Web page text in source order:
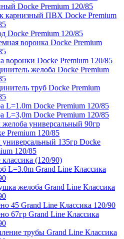
Docke Premium 120/85
карнизный ПВХ Docke Premium
Docke Premium 120/85
воронка Docke Premium
воронки Docke Premium 120/85
желоба Docke Premium
труб Docke Premium
L=1.0m Docke Premium 120/85
L=3,0m Docke Premium 120/85
желоба универсальный 90гр
Premium 120/85
универсальный 135гр Docke
120/85
(120/90)
L=3.0m Grand Line Классика
желоба Grand Line Классика
45 Grand Line Классика 120/90
67гр Grand Line Классика
трубы Grand Line Классика